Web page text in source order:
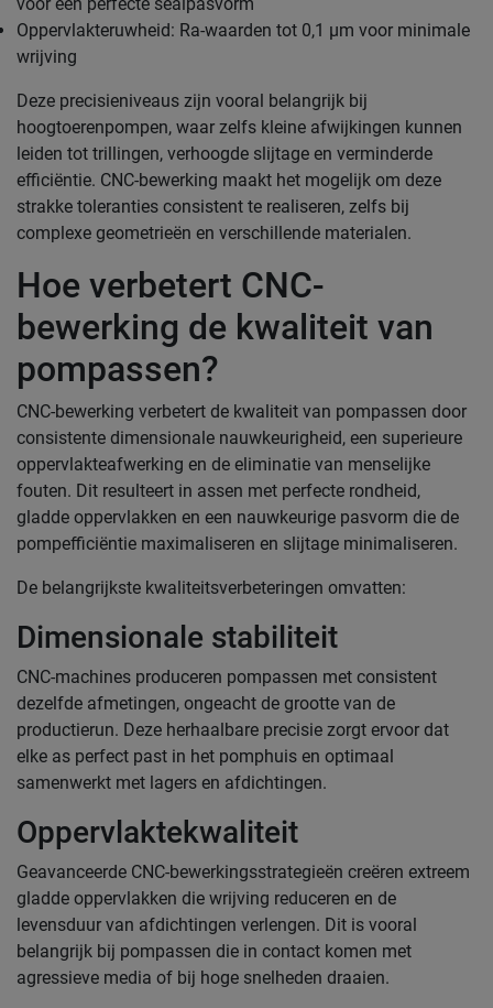
Oppervlakteruwheid: Ra-waarden tot 0,1 μm voor minimale
wrijving
Deze precisieniveaus zijn vooral belangrijk bij
hoogtoerenpompen, waar zelfs kleine afwijkingen kunnen
leiden tot trillingen, verhoogde slijtage en verminderde
efficiëntie. CNC-bewerking maakt het mogelijk om deze
strakke toleranties consistent te realiseren, zelfs bij
complexe geometrieën en verschillende materialen.
Hoe verbetert CNC-
bewerking de kwaliteit van
pompassen?
CNC-bewerking verbetert de kwaliteit van pompassen door
consistente dimensionale nauwkeurigheid, een superieure
oppervlakteafwerking en de eliminatie van menselijke
fouten. Dit resulteert in assen met perfecte rondheid,
gladde oppervlakken en een nauwkeurige pasvorm die de
pompefficiëntie maximaliseren en slijtage minimaliseren.
De belangrijkste kwaliteitsverbeteringen omvatten:
Dimensionale stabiliteit
CNC-machines produceren pompassen met consistent
dezelfde afmetingen, ongeacht de grootte van de
productierun. Deze herhaalbare precisie zorgt ervoor dat
elke as perfect past in het pomphuis en optimaal
samenwerkt met lagers en afdichtingen.
Oppervlaktekwaliteit
Geavanceerde CNC-bewerkingsstrategieën creëren extreem
gladde oppervlakken die wrijving reduceren en de
levensduur van afdichtingen verlengen. Dit is vooral
belangrijk bij pompassen die in contact komen met
agressieve media of bij hoge snelheden draaien.